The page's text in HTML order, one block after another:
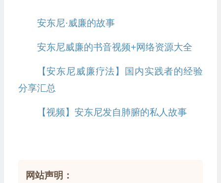
安东尼·威廉的故事
安东尼威廉的书音视频+网络资源大全
【安东尼威廉疗法】国内实践者的经验
分享汇总
【视频】安东尼发自肺腑的私人故事
网站声明：